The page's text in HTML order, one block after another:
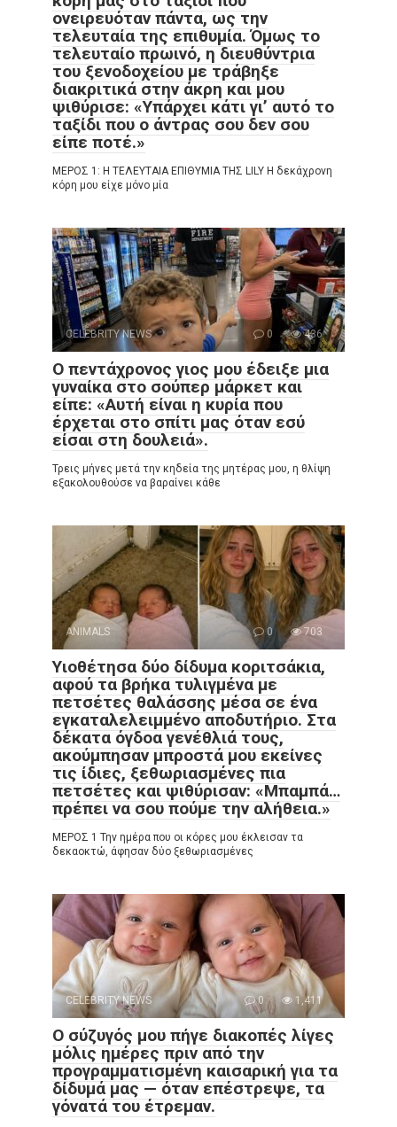
ονειρευόταν πάντα, ως την
τελευταία της επιθυμία. Όμως το
τελευταίο πρωινό, η διευθύντρια
του ξενοδοχείου με τράβηξε
διακριτικά στην άκρη και μου
ψιθύρισε: «Υπάρχει κάτι γι’ αυτό το
ταξίδι που ο άντρας σου δεν σου
είπε ποτέ.»
ΜΕΡΟΣ 1: Η ΤΕΛΕΥΤΑΙΑ ΕΠΙΘΥΜΙΑ ΤΗΣ LILY Η δεκάχρονη
κόρη μου είχε μόνο μία
CELEBRITY NEWS 0 436
Ο πεντάχρονος γιος μου έδειξε μια
γυναίκα στο σούπερ μάρκετ και
είπε: «Αυτή είναι η κυρία που
έρχεται στο σπίτι μας όταν εσύ
είσαι στη δουλειά».
Τρεις μήνες μετά την κηδεία της μητέρας μου, η θλίψη
εξακολουθούσε να βαραίνει κάθε
ANIMALS 0 703
Υιοθέτησα δύο δίδυμα κοριτσάκια,
αφού τα βρήκα τυλιγμένα με
πετσέτες θαλάσσης μέσα σε ένα
εγκαταλελειμμένο αποδυτήριο. Στα
δέκατα όγδοα γενέθλιά τους,
ακούμπησαν μπροστά μου εκείνες
τις ίδιες, ξεθωριασμένες πια
πετσέτες και ψιθύρισαν: «Μπαμπά…
πρέπει να σου πούμε την αλήθεια.»
ΜΕΡΟΣ 1 Την ημέρα που οι κόρες μου έκλεισαν τα
δεκαοκτώ, άφησαν δύο ξεθωριασμένες
CELEBRITY NEWS 0 1,411
Ο σύζυγός μου πήγε διακοπές λίγες
μόλις ημέρες πριν από την
προγραμματισμένη καισαρική για τα
δίδυμά μας — όταν επέστρεψε, τα
γόνατά του έτρεμαν.